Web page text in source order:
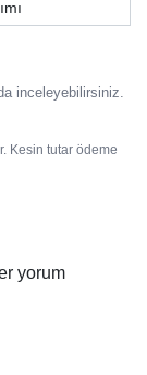
inceleyebilirsiniz.
Kesin tutar ödeme
yorum